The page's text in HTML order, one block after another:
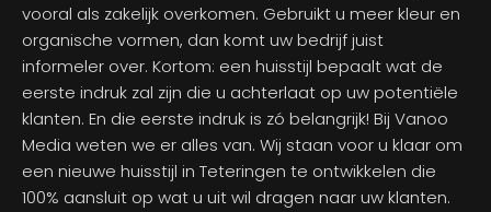
vooral als zakelijk overkomen. Gebruikt u meer kleur en
organische vormen, dan komt uw bedrijf juist
informeler over. Kortom: een huisstijl bepaalt wat de
eerste indruk zal zijn die u achterlaat op uw potentiële
klanten. En die eerste indruk is zó belangrijk! Bij Vanoo
Media weten we er alles van. Wij staan voor u klaar om
een nieuwe huisstijl in Teteringen te ontwikkelen die
100% aansluit op wat u uit wil dragen naar uw klanten.